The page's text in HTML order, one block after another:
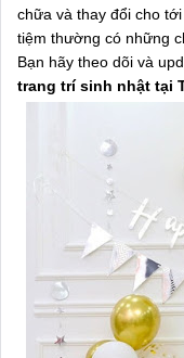
chữa và thay đổi cho
tiệm thường có những
Bạn hãy theo dõi và
trang trí sinh nhật tại